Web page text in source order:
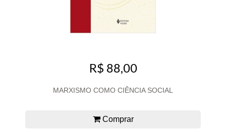
R$ 88,00
MARXISMO COMO CIÊNCIA SOCIAL
Comprar